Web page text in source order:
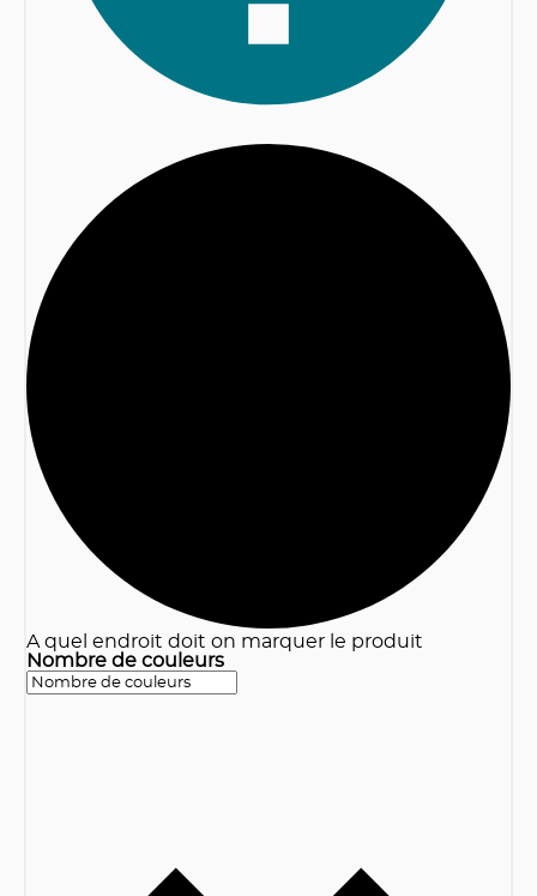
A quel endroit doit on marquer le produit
Nombre de couleurs